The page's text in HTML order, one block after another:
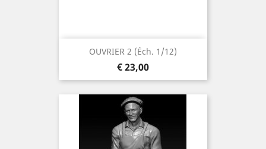
OUVRIER 2 (éch. 1/12)
Prijs
€ 23,00